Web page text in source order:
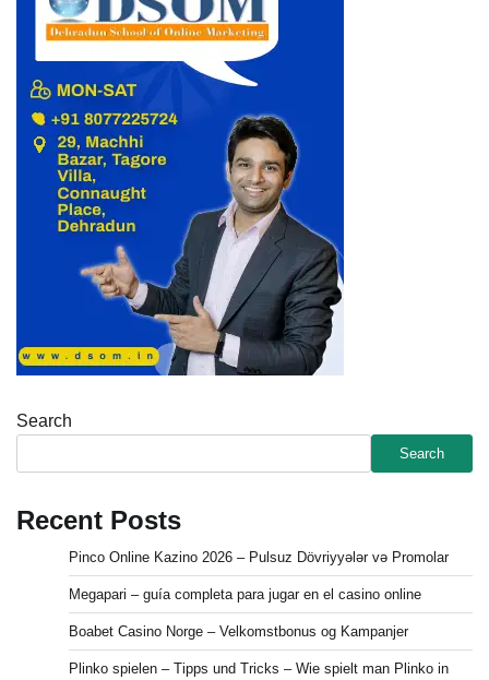
Search
Search
Recent Posts
Pinco Online Kazino 2026 – Pulsuz Dövriyyələr və Promolar
Megapari – guía completa para jugar en el casino online
Boabet Casino Norge – Velkomstbonus og Kampanjer
Plinko spielen – Tipps und Tricks – Wie spielt man Plinko in